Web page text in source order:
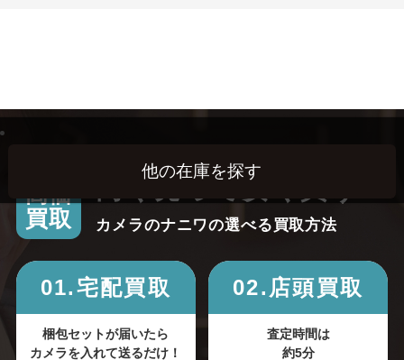
高価
買取
高く売って安く買う！
カメラのナニワの選べる買取方法
01.宅配買取
梱包セットが届いたら
カメラを入れて送るだけ！
02.店頭買取
査定時間は
約5分